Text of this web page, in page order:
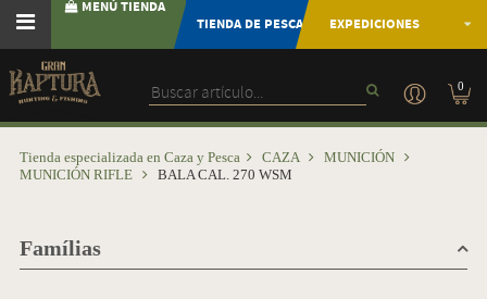
MENÚ TIENDA
TIENDA DE PESCA
EXPEDICIONES
0
Tienda especializada en Caza y Pesca CAZA
MUNICIÓN
MUNICIÓN RIFLE
BALA CAL. 270 WSM
Famílias